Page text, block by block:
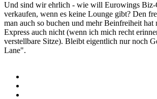
Und sind wir ehrlich - wie will Eurowings Biz-
verkaufen, wenn es keine Lounge gibt? Den
man auch so buchen und mehr Beinfreiheit hat
Express auch nicht (wenn ich mich recht
verstellbare Sitze). Bleibt eigentlich nur noch
Lane".